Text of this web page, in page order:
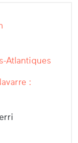
Atlantiques
: